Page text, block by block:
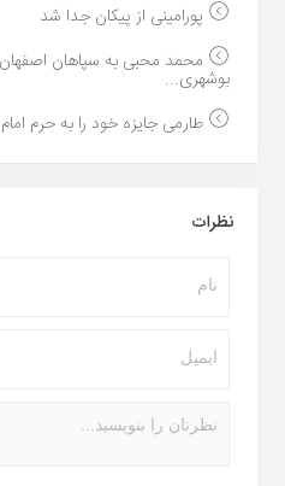
پورامینی از پیکان جدا شد
محمد محبی به سپاهان
بوشهری...
طارمی جایزه خود را به حرم
نظرات